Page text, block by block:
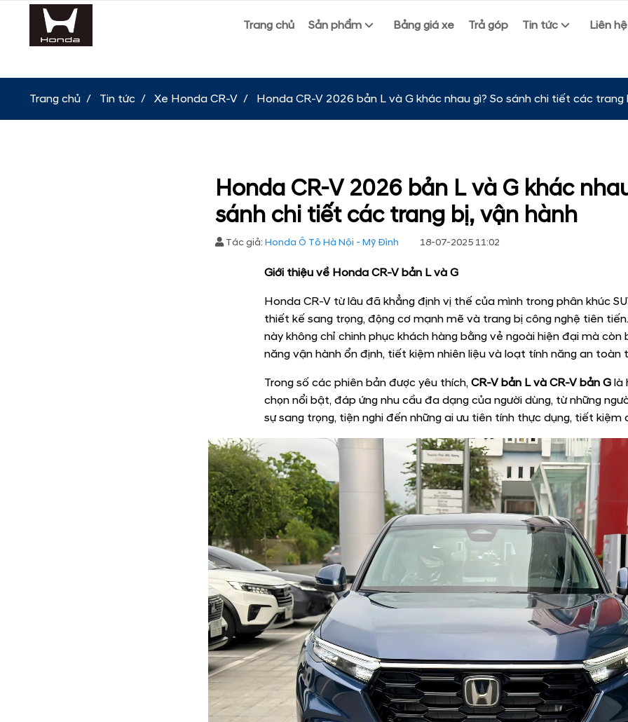
Trang chủ Sản phẩm Bảng giá xe Trả góp Tin tức Liên hệ
Trang chủ Tin tức Xe Honda CR-V Honda CR-V 2026 bản L và G khác nhau gì? So sánh chi tiết các trang
Honda CR-V 2026 bản L và G khác
sánh chi tiết các trang bị, vận hành
Tác giả: Honda Ô Tô Hà Nội - Mỹ Đình 18-07-2025 11:02
Giới thiệu về Honda CR-V bản L và G
Honda CR-V từ lâu đã khẳng định vị thế của mình trong phân khúc
thiết kế sang trọng, động cơ mạnh mẽ và trang bị công nghệ tiên
này không chỉ chinh phục khách hàng bằng vẻ ngoài hiện đại mà còn
năng vận hành ổn định, tiết kiệm nhiên liệu và loạt tính năng an toàn
Trong số các phiên bản được yêu thích, CR-V bản L và CR-V bản G là
chọn nổi bật, đáp ứng nhu cầu đa dạng của người dùng, từ những
sự sang trọng, tiện nghi đến những ai ưu tiên tính thực dụng, tiết kiệm